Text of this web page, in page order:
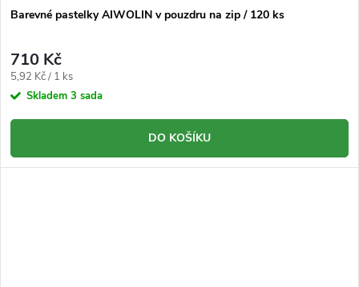
Barevné pastelky AIWOLIN v pouzdru na zip / 120 ks
710 Kč
Měrná
cena:
5,92 Kč / 1 ks
Skladem 3 sada
DO KOŠÍKU